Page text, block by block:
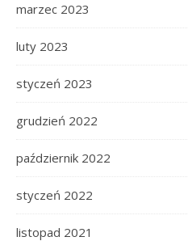
marzec 2023
luty 2023
styczeń 2023
grudzień 2022
październik 2022
styczeń 2022
listopad 2021